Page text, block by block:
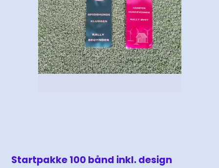
Startpakke 100 bånd inkl. design